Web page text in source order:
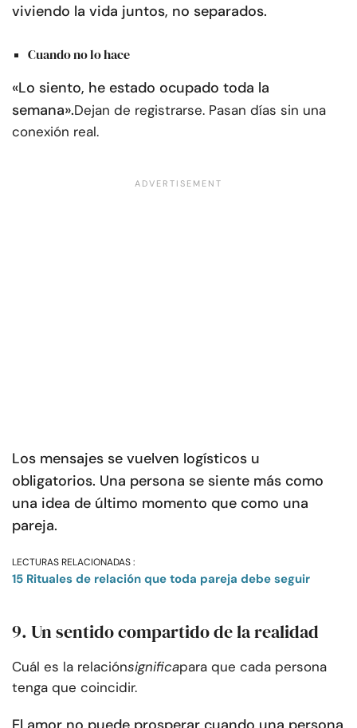
viviendo la vida juntos, no separados.
Cuando no lo hace
«Lo siento, he estado ocupado toda la
semana».Dejan de registrarse. Pasan días sin una
conexión real.
Los mensajes se vuelven logísticos u
obligatorios. Una persona se siente más como
una idea de último momento que como una
pareja.
LECTURAS RELACIONADAS :
15 Rituales de relación que toda pareja debe seguir
9. Un sentido compartido de la realidad
Cuál es la relaciónsignificapara que cada persona
tenga que coincidir.